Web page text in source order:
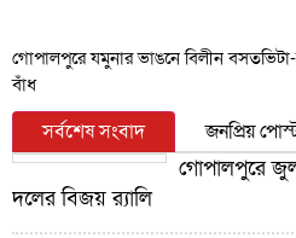
গোপালপুরে যমুনার ভাঙনে বিলীন বসতভিটা-
বাঁধ
সর্বশেষ সংবাদ জনপ্রিয়
গোপালপুরে
দলের বিজয় র‍্যালি